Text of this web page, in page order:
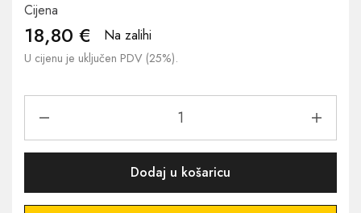
Cijena
18,80 € Na zalihi
U cijenu je uključen PDV (25%).
Dodaj u košaricu